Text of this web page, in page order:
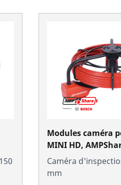
Modules caméra
MINI HD,
Caméra
mm